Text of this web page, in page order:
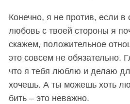
Конечно, я не против, если в
любовь с твоей стороны я
скажем, положительное
это совсем не обязательно.
что я тебя люблю и делаю
хочешь. А ты можешь хоть
бить – это неважно.